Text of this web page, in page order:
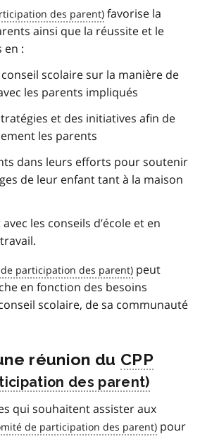
favorise la
ainsi que la réussite et le
en :
scolaire sur la manière de
les parents impliqués
et des initiatives afin de
les parents
dans leurs efforts pour soutenir
de leur enfant tant à la maison
les conseils d’école et en
peut
en fonction des besoins
scolaire, de sa communauté
réunion du CPP
qui souhaitent assister aux
pour